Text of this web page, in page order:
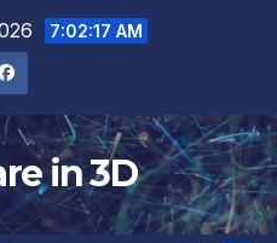
7:02:18 AM
in 3D